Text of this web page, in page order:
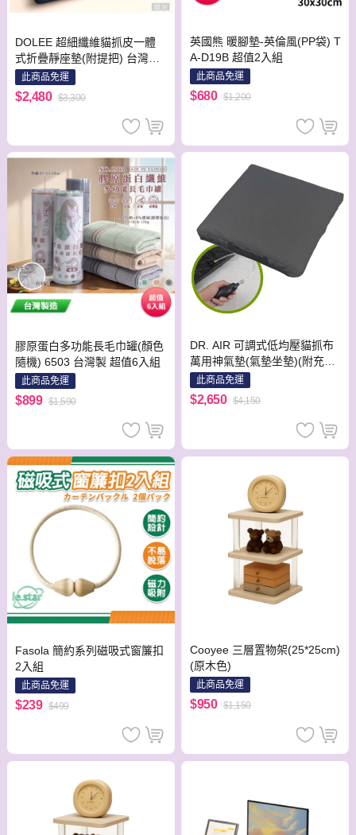
DOLEE 超細纖維貓抓皮一體
式折疊靜座墊(附提把) 台灣製
【鐵灰】
此商品免運
$2,480 $3,300
英國熊 暖腳墊-英倫風(PP袋) T
A-D19B 超值2入組
此商品免運
$680 $1,200
膠原蛋白多功能長毛巾罐(顏色
隨機) 6503 台灣製 超值6入組
此商品免運
$899 $1,590
DR. AIR 可調式低均壓貓抓布
萬用神氣墊(氣墊坐墊)(附充氣
球組)
此商品免運
$2,650 $4,150
Fasola 簡約系列磁吸式窗簾扣
2入組
此商品免運
$239 $499
Cooyee 三層置物架(25*25cm)
(原木色)
此商品免運
$950 $1,150